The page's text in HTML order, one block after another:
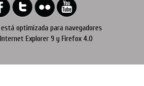
optimizada para navegadores
Explorer 9 y Firefox 4.0